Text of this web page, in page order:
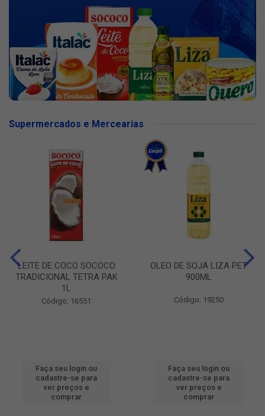
Supermercados e Mercearias
LEITE DE COCO SOCOCO
TRADICIONAL TETRA PAK
1L
Código: 16551
Faça seu login ou
cadastre-se para
ver preços e
comprar
OLEO DE SOJA LIZA PET
900ML
Código: 19250
Faça seu login ou
cadastre-se para
ver preços e
comprar